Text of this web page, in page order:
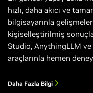
hızlı, daha akıcı ve
bilgisayarınla
kişiselleştirilmiş
Studio, AnythingLLM
araçlarınla hemen
Daha Fazla Bilgi